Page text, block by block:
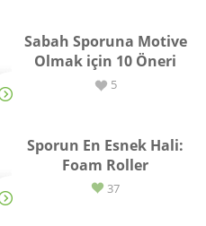
Sabah Sporuna Motive
Olmak için 10 Öneri
5
Sporun En Esnek Hali:
Foam Roller
37